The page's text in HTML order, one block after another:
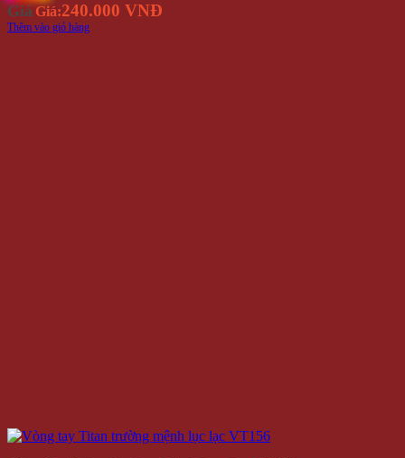
Giá Giá:240.000 VNĐ
Thêm vào giỏ hàng